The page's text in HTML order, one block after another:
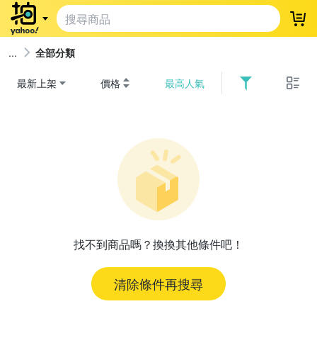
登
全部分類
最新上架 價格 最高人氣
找不到商品嗎？換換其他條件吧！
清除條件再搜尋